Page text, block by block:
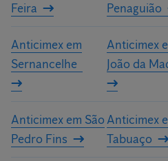
Feira
Penaguião
Anticimex em
Sernancelhe
Anticimex
João da
Anticimex em São
Pedro Fins
Anticimex
Tabuaço